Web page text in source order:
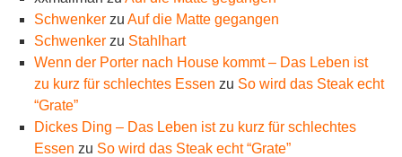
Schwenkerzu Auf die Matte gegangen
Schwenkerzu Stahlhart
Wenn der Porter nach House kommt – Das Leben ist
zu kurz für schlechtes Essen zu So wird das Steak echt
“Grate”
Dickes Ding – Das Leben ist zu kurz für schlechtes
Essen zu So wird das Steak echt “Grate”